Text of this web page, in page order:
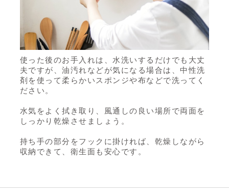
使った後のお手入れは、水洗いするだけでも大丈
夫ですが、油汚れなどが気になる場合は、中性洗
剤を使って柔らかいスポンジや布などで洗ってく
ださい。
水気をよく拭き取り、風通しの良い場所で両面を
しっかり乾燥させましょう。
持ち手の部分をフックに掛ければ、乾燥しながら
収納できて、衛生面も安心です。